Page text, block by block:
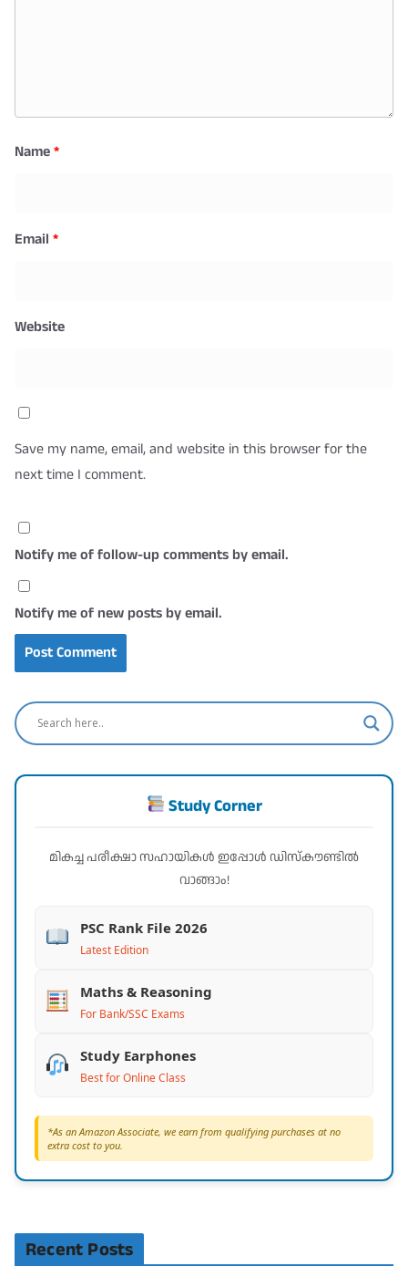
Name*
Email *
Website
Save my name, email, and website in this browser for the
next time I comment.
Notify me of follow-up comments by email.
Notify me of new posts by email.
Study Corner
മികച്ച പരീക്ഷാ സഹായികൾ ഇപ്പോൾ ഡിസ്കൗണ്ടിൽ
വാങ്ങാം!
PSC Rank File 2026
Latest Edition
Maths & Reasoning
For Bank/SSC Exams
Study Earphones
Best for Online Class
*As an Amazon Associate, we earn from qualifying purchases at no
extra cost to you.
Recent Posts